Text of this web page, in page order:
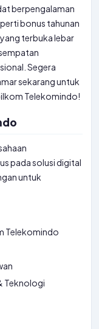
berpengalaman
bonus tahunan
terbuka lebar
Segera
sekarang untuk
Telekomindo!
pada solusi digital
untuk
Telekomindo
Teknologi